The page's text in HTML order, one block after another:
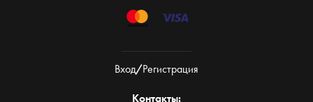
Вход/Регистрация
Контакты: